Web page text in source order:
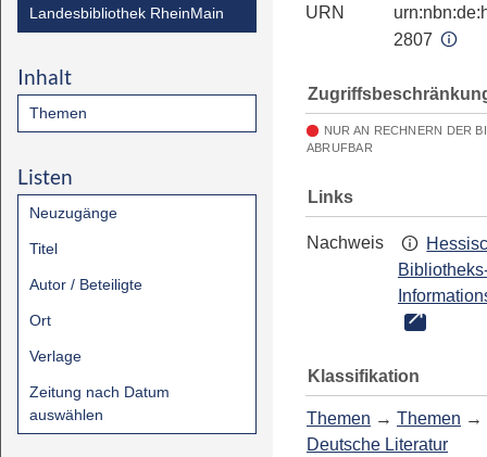
Landesbibliothek RheinMain
Inhalt
Themen
Listen
Neuzugänge
Titel
Autor / Beteiligte
Ort
Verlage
Zeitung nach Datum
auswählen
URN
2807
NUR AN RECHNERN DER
ABRUFBAR
Links
Nachweis
Klassifikation
Themen → Themen →
Deutsche Literatur